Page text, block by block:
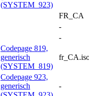
(SYSTEM_923)
FR_CA
-
-
Codepage 819,
generisch
(SYSTEM_819)
Codepage 923,
generisch
-